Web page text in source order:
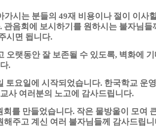
가시는 분들의 49재 비용이나 절이 이사
. 관음회에 보시하기를 원하시는 불자님들
시면 됩니다.
오랫동안 잘 보존될 수 있도록, 벽화에
.
토요일에 시작되었습니다. 한국학교 운
사 여러분의 노고에 감사드립니다.
회를 만들었습니다. 작은 물방울이 모여
해주고 계신 여러 불자님들께 감사드립